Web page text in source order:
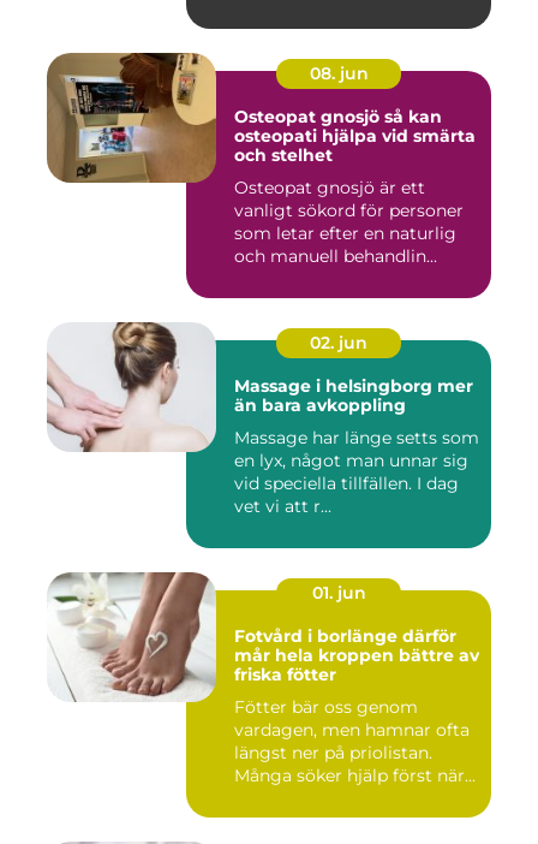
08. jun
Osteopat gnosjö så kan
osteopati hjälpa vid smärta
och stelhet
Osteopat gnosjö är ett
vanligt sökord för personer
som letar efter en naturlig
och manuell behandlin...
02. jun
Massage i helsingborg mer
än bara avkoppling
Massage har länge setts som
en lyx, något man unnar sig
vid speciella tillfällen. I dag
vet vi att r...
01. jun
Fotvård i borlänge därför
mår hela kroppen bättre av
friska fötter
Fötter bär oss genom
vardagen, men hamnar ofta
längst ner på priolistan.
Många söker hjälp först när...